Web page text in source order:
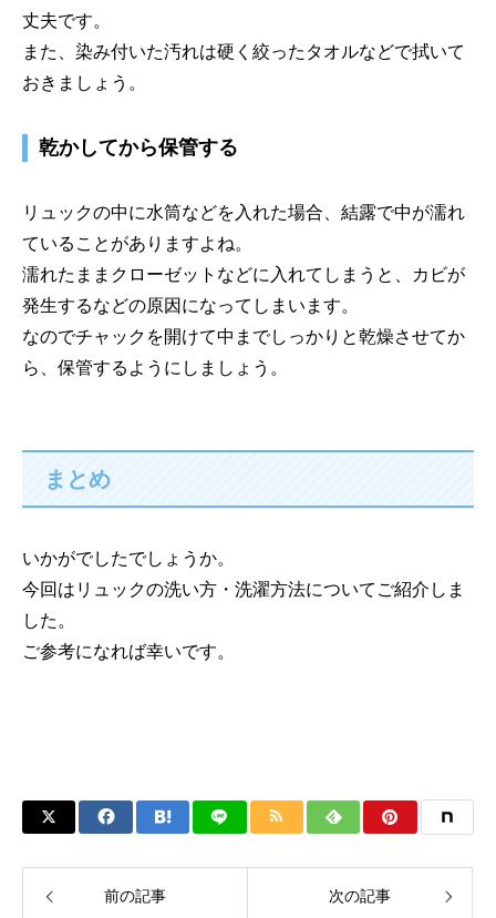
丈夫です。
また、染み付いた汚れは硬く絞ったタオルなどで拭いて
おきましょう。
乾かしてから保管する
リュックの中に水筒などを入れた場合、結露で中が濡れ
ていることがありますよね。
濡れたままクローゼットなどに入れてしまうと、カビが
発生するなどの原因になってしまいます。
なのでチャックを開けて中までしっかりと乾燥させてか
ら、保管するようにしましょう。
まとめ
いかがでしたでしょうか。
今回はリュックの洗い方・洗濯方法についてご紹介しま
した。
ご参考になれば幸いです。
前の記事 次の記事